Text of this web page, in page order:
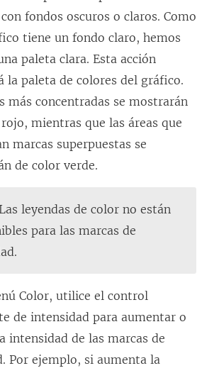
fondos oscuros o claros. Como
tiene un fondo claro, hemos
paleta clara. Esta acción
la paleta de colores del gráfico.
más concentradas se mostrarán
mientras que las áreas que
marcas superpuestas se
de color verde.
Las leyendas de color no están
para las marcas de
Color, utilice el control
de intensidad para aumentar o
intensidad de las marcas de
Por ejemplo, si aumenta la